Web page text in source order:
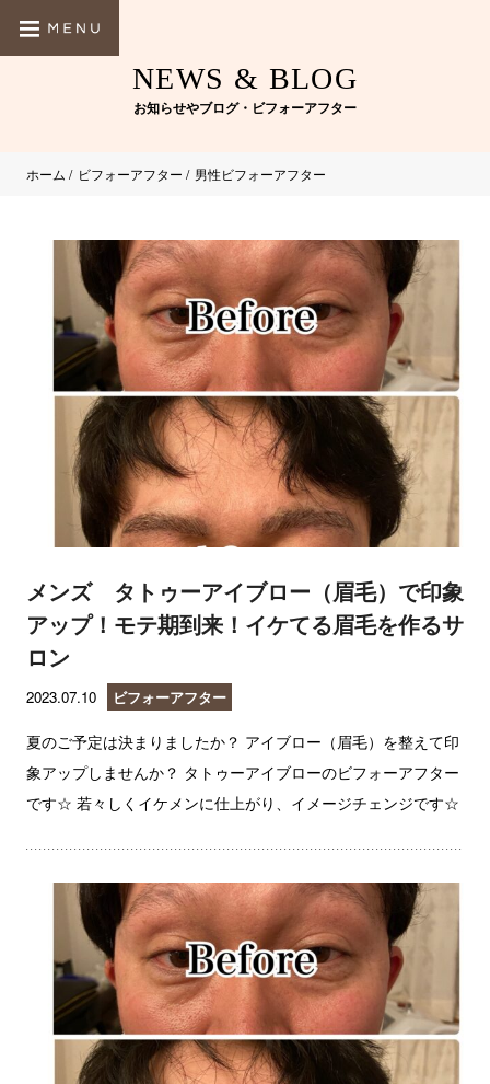
NEWS & BLOG
お知らせやブログ・ビフォーアフター
ホーム / ビフォーアフター / 男性ビフォーアフター
メンズ タトゥーアイブロー（眉毛）で印象
アップ！モテ期到来！イケてる眉毛を作るサ
ロン
2023.07.10 ビフォーアフター
夏のご予定は決まりましたか？ アイブロー（眉毛）を整えて印
象アップしませんか？ タトゥーアイブローのビフォーアフター
です☆ 若々しくイケメンに仕上がり、イメージチェンジです☆